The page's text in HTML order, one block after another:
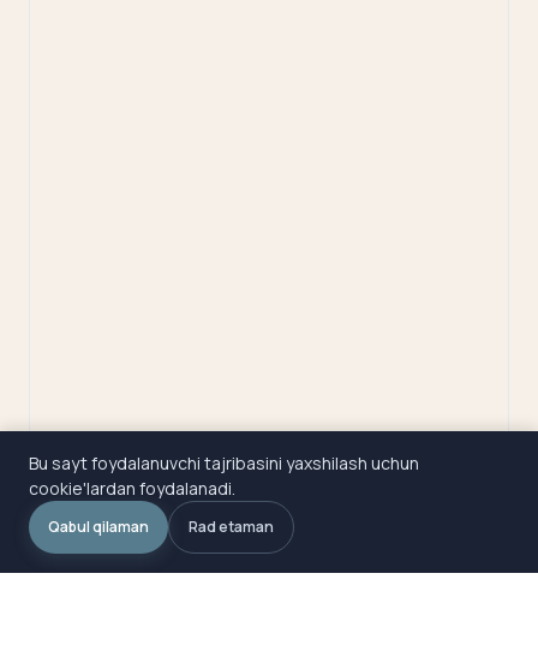
Bu sayt foydalanuvchi tajribasini yaxshilash uchun
cookie'lardan foydalanadi.
Qabul qilaman Rad etaman